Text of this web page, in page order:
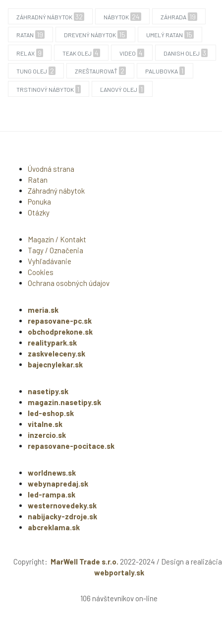
ZÁHRADNÝ NÁBYTOK 32 NÁBYTOK 24 ZÁHRADA 19
RATAN 19 DREVENÝ NÁBYTOK 15 UMELÝ RATAN 15
RELAX 9 TEAK OLEJ 4 VIDEO 4 DANISH OLEJ 3
TUNG OLEJ 2 ZREŠTAUROVAŤ 2 PALUBOVKA 1
TRSTINOVÝ NÁBYTOK 1 ĽANOVÝ OLEJ 1
Úvodná strana
Ratan
Záhradný nábytok
Ponuka
Otázky
Magazín / Kontakt
Tagy / Označenia
Vyhľadávanie
Cookies
Ochrana osobných údajov
meria.sk
repasovane-pc.sk
obchodprekone.sk
realitypark.sk
zaskveleceny.sk
bajecnylekar.sk
nasetipy.sk
magazin.nasetipy.sk
led-eshop.sk
vitalne.sk
inzercio.sk
repasovane-pocitace.sk
worldnews.sk
webynapredaj.sk
led-rampa.sk
westernovedeky.sk
nabijacky-zdroje.sk
abcreklama.sk
Copyright: MarWell Trade s.r.o. 2022-2024 / Design a
webportaly.sk
106 návštevníkov on-line